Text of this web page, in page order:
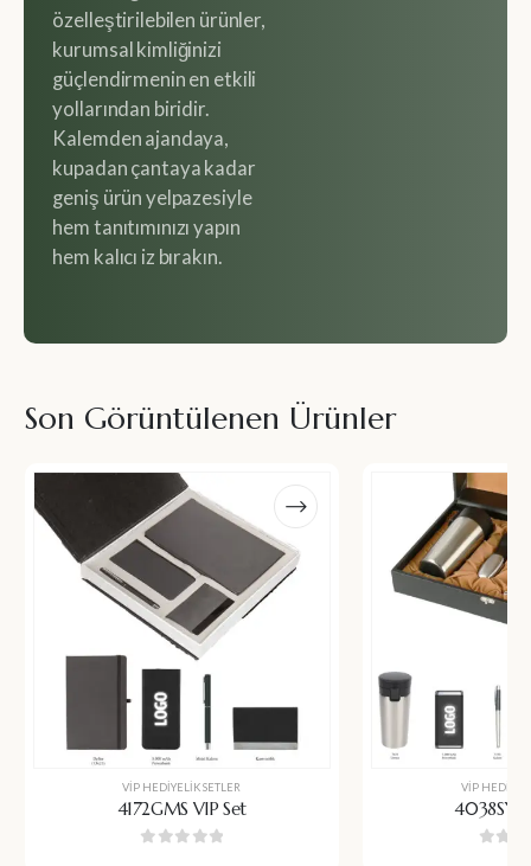
özelleştirilebilen ürünler,
kurumsal kimliğinizi
güçlendirmenin en etkili
yollarından biridir.
Kalemden ajandaya,
kupadan çantaya kadar
geniş ürün yelpazesiyle
hem tanıtımınızı yapın
hem kalıcı iz bırakın.
Son Görüntülenen Ürünler
VIP HEDIYELIK SETLER
4172GMS VIP Set
VIP
4038SYH